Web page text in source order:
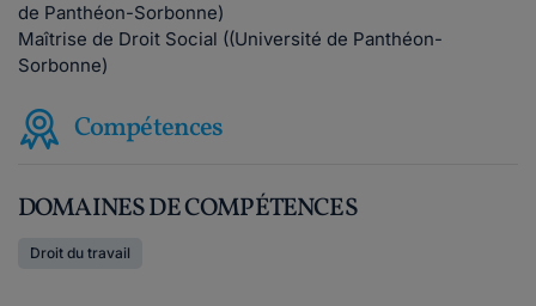
de Panthéon-Sorbonne)
Maîtrise de Droit Social ((Université de Panthéon-
Sorbonne)
Compétences
DOMAINES DE COMPÉTENCES
Droit du travail